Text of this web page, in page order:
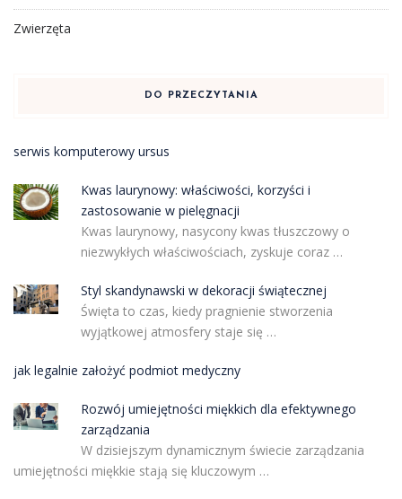
Zwierzęta
DO PRZECZYTANIA
serwis komputerowy ursus
Kwas laurynowy: właściwości, korzyści i
zastosowanie w pielęgnacji
Kwas laurynowy, nasycony kwas tłuszczowy o
niezwykłych właściwościach, zyskuje coraz …
Styl skandynawski w dekoracji świątecznej
Święta to czas, kiedy pragnienie stworzenia
wyjątkowej atmosfery staje się …
jak legalnie założyć podmiot medyczny
Rozwój umiejętności miękkich dla efektywnego
zarządzania
W dzisiejszym dynamicznym świecie zarządzania
umiejętności miękkie stają się kluczowym …